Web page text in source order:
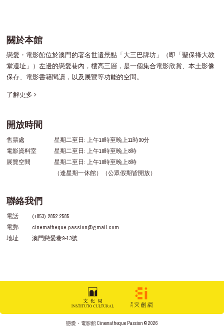
關於本館
戀愛・電影館位於澳門的著名世遺景點「大三巴牌坊」（即「聖保祿大教
堂遺址」）左邊的戀愛巷內，樓高三層，是一個集合電影欣賞、本土影像
保存、電影書籍閱讀，以及展覽等功能的空間。
了解更多
開放時間
售票處
星期二至日: 上午10時至晚上11時30分
電影資料室
星期二至日: 上午10時至晚上8時
展覽空間
星期二至日: 上午10時至晚上8時
（逢星期一休館）（公眾假期皆開放）
聯絡我們
電話
(+853) 2852 2585
電郵
cinematheque.passion@gmail.com
地址
澳門戀愛巷9-13號
戀愛・電影館 Cinematheque Passion © 2026